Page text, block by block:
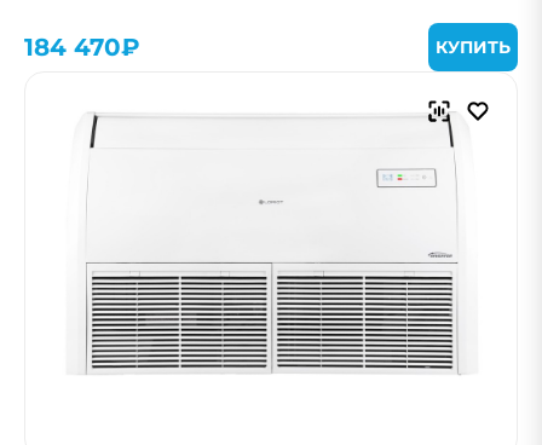
184 470₽ КУПИТЬ